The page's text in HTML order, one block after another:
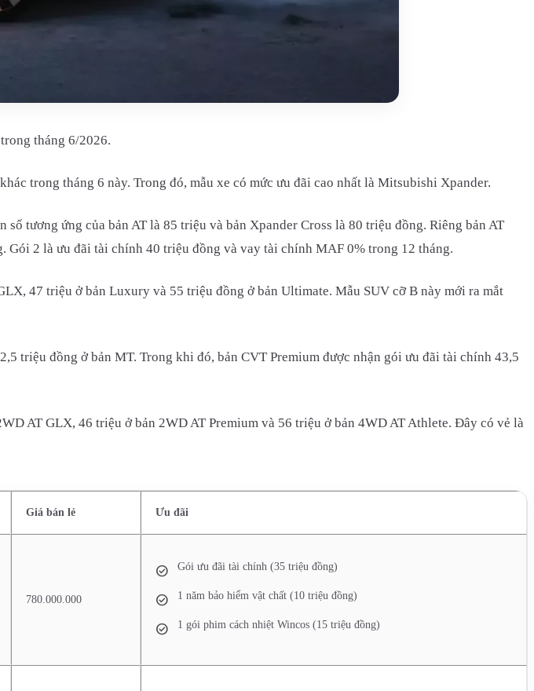
tháng 6/2026.
trong tháng 6 này. Trong đó, mẫu xe có mức ưu đãi cao nhất là Mitsubishi Xpander.
tương ứng của bản AT là 85 triệu và bản Xpander Cross là 80 triệu đồng. Riêng bản AT
2 là ưu đãi tài chính 40 triệu đồng và vay tài chính MAF 0% trong 12 tháng.
47 triệu ở bản Luxury và 55 triệu đồng ở bản Ultimate. Mẫu SUV cỡ B này mới ra mắt
triệu đồng ở bản MT. Trong khi đó, bản CVT Premium được nhận gói ưu đãi tài chính 43,5
AT GLX, 46 triệu ở bản 2WD AT Premium và 56 triệu ở bản 4WD AT Athlete. Đây có vẻ là
Giá bán lẻ Ưu đãi
780.000.000
Gói ưu đãi tài chính (35 triệu đồng)
1 năm bảo hiểm vật chất (10 triệu đồng)
1 gói phim cách nhiệt Wincos (15 triệu đồng)